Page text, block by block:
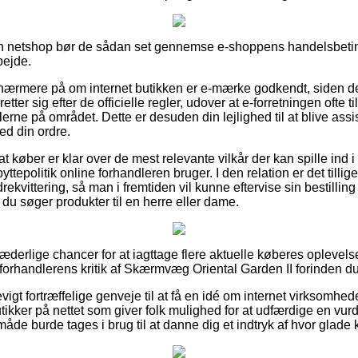
netshop bør de sådan set gennemse e-shoppens
på om internet butikken er e-mærke godkendt, siden
sig efter de officielle regler, udover at e-forretningen ofte
på området. Dette er desuden din lejlighed til at blive
din ordre.
køber er klar over de mest relevante vilkår der kan spille ind
online forhandleren bruger. I den relation er det
så man i fremtiden vil kunne eftervise sin
søger produkter til en herre eller dame.
chancer for at iagttage flere aktuelle køberes
kritik af Skærmvæg Oriental Garden II forinden
fortræffelige genveje til at få en idé om internet
på nettet som giver folk mulighed for at udfærdige en
burde tages i brug til at danne dig et indtryk af hvor glade